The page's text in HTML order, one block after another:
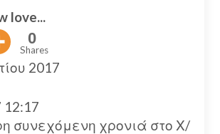
love...
0
Shares
2017
συνεχόμενη χρονιά στο Χ/